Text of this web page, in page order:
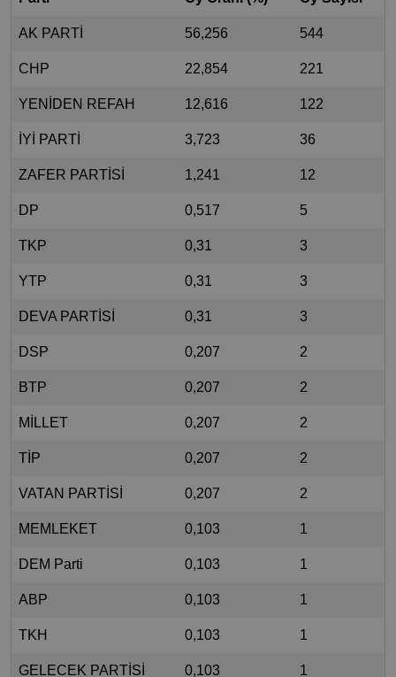
AK PARTİ 56,256 544
CHP 22,854 221
YENİDEN REFAH 12,616 122
İYİ PARTİ 3,723 36
ZAFER PARTİSİ 1,241 12
DP 0,517 5
TKP 0,31 3
YTP 0,31 3
DEVA PARTİSİ 0,31 3
DSP 0,207 2
BTP 0,207 2
MİLLET 0,207 2
TİP 0,207 2
VATAN PARTİSİ 0,207 2
MEMLEKET 0,103 1
DEM Parti 0,103 1
ABP 0,103 1
TKH 0,103 1
GELECEK PARTİSİ 0,103 1